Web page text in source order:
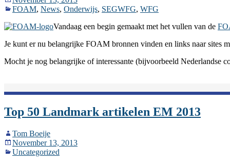
FOAM, News, Onderwijs, SEGWFG, WFG
Vandaag een begin gemaakt met het vullen van de
Je kunt er nu belangrijke FOAM bronnen vinden en links naar sites
Mocht je nog belangrijke of interessante (bijvoorbeeld Nederlandse
Top 50 Landmark artikelen EM 2013
Tom Boeije
November 13, 2013
Uncategorized